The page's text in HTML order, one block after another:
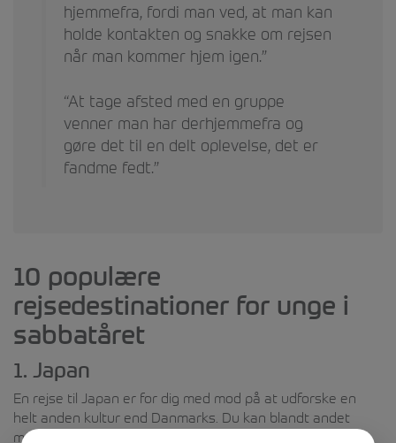
hjemmefra, fordi man ved, at man kan
holde kontakten og snakke om rejsen
når man kommer hjem igen.”
“At tage afsted med en gruppe
venner man har derhjemmefra og
gøre det til en delt oplevelse, det er
fandme fedt.”
10 populære
rejsedestinationer for unge i
sabbatåret
1. Japan
En rejse til Japan er for dig med mod på at udforske en
helt anden kultur end Danmarks. Du kan blandt andet
møde unge japanere og smage mange af landets